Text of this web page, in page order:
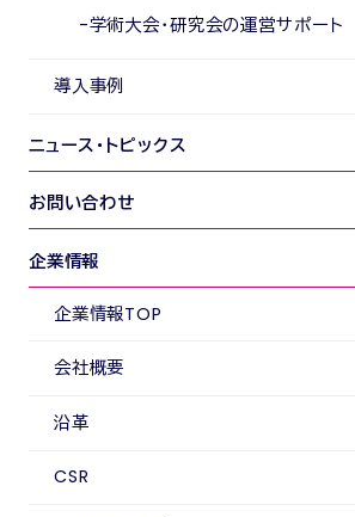
学術大会・研究会の運営サポート
導入事例
ニュース・トピックス
お問い合わせ
企業情報
企業情報TOP
会社概要
沿革
CSR